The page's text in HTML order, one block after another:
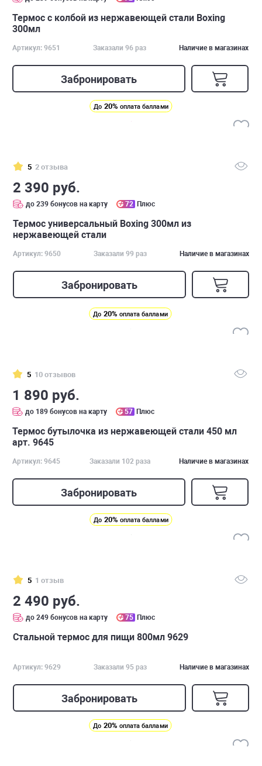
Термос с колбой из нержавеющей стали Boxing
300мл
Артикул: 9651 Заказали 96 раз Наличие в магазинах
Забронировать
До 20% оплата баллами
5 2 отзыва
2 390 руб.
до 239 бонусов на карту 72 Плюс
Термос универсальный Boxing 300мл из
нержавеющей стали
Артикул: 9650 Заказали 99 раз Наличие в магазинах
Забронировать
До 20% оплата баллами
5 10 отзывов
1 890 руб.
до 189 бонусов на карту 57 Плюс
Термос бутылочка из нержавеющей стали 450 мл
арт. 9645
Артикул: 9645 Заказали 102 раза Наличие в магазинах
Забронировать
До 20% оплата баллами
5 1 отзыв
2 490 руб.
до 249 бонусов на карту 75 Плюс
Стальной термос для пищи 800мл 9629
Артикул: 9629 Заказали 95 раз Наличие в магазинах
Забронировать
До 20% оплата баллами